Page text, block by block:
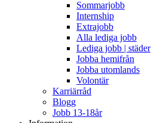
Sommarjobb
Internship
Extrajobb
Alla lediga jobb
Lediga jobb | städer
Jobba hemifrån
Jobba utomlands
Volontär
Karriärråd
Blogg
Jobb 13-18år